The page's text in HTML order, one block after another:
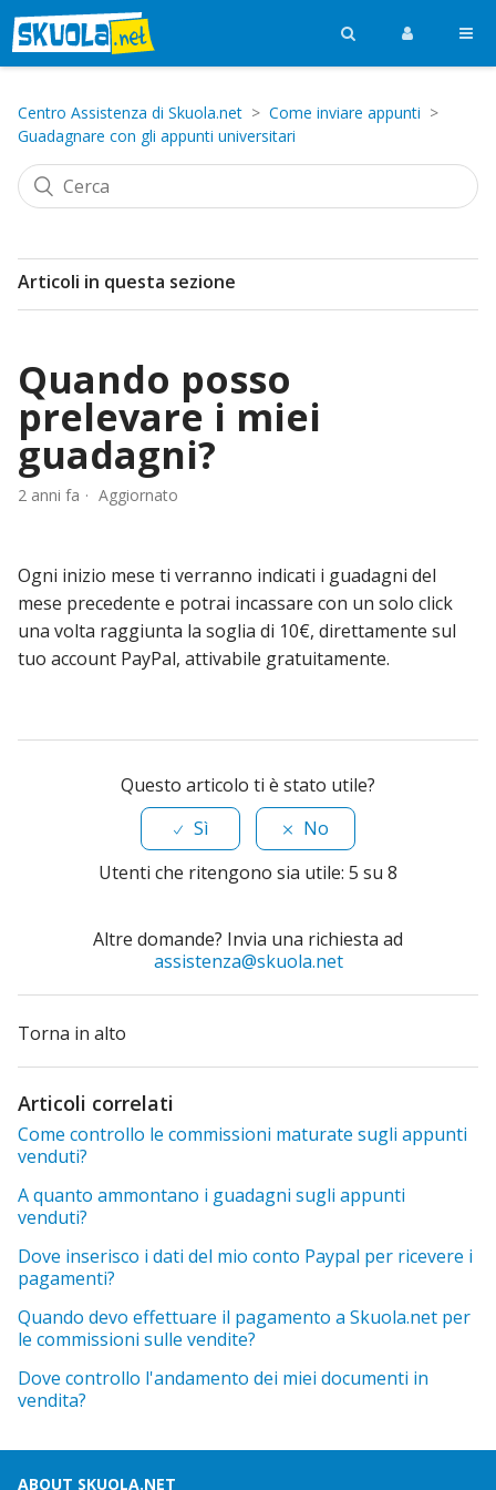
Centro Assistenza di Skuola.net
Come inviare appunti
Guadagnare con gli appunti universitari
Articoli in questa sezione
Quando posso
prelevare i miei
guadagni?
2 anni fa Aggiornato
Ogni inizio mese ti verranno indicati i guadagni del
mese precedente e potrai incassare con un solo click
una volta raggiunta la soglia di 10€, direttamente sul
tuo account PayPal, attivabile gratuitamente.
Questo articolo ti è stato utile?
Sì
No
Utenti che ritengono sia utile: 5 su 8
Altre domande? Invia una richiesta ad
assistenza@skuola.net
Torna in alto
Articoli correlati
Come controllo le commissioni maturate sugli appunti
venduti?
A quanto ammontano i guadagni sugli appunti
venduti?
Dove inserisco i dati del mio conto Paypal per ricevere i
pagamenti?
Quando devo effettuare il pagamento a Skuola.net per
le commissioni sulle vendite?
Dove controllo l'andamento dei miei documenti in
vendita?
ABOUT SKUOLA.NET